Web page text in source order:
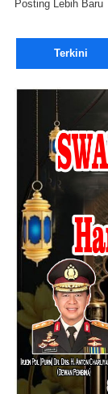
Posting Lebih Baru
Terkini